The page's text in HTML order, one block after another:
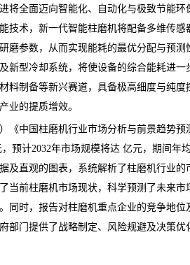
全面迈向智能化、自动化与极致节能环
技术，新一代智能柱磨机将配备多维传
磨参数，从而实现能耗的最优分配与预
新型冷却系统，将使设备的综合能耗进
料制备等新兴赛道，具备极高细度与纯度
业的提质增效。
《中国柱磨机行业市场分析与前景趋势预
预计2032年市场规模将达 亿元，期间年
及直观的图表，系统解析了柱磨机行业
当前柱磨机市场现状，科学预测了未来
同时，报告对柱磨机重点企业的竞争地
部门提供了战略制定、风险规避及决策